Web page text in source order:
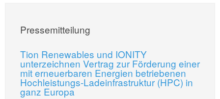
Pressemitteilung
Tion Renewables und IONITY
unterzeichnen Vertrag zur Förderung einer
mit erneuerbaren Energien betriebenen
Hochleistungs-Ladeinfrastruktur (HPC) in
ganz Europa